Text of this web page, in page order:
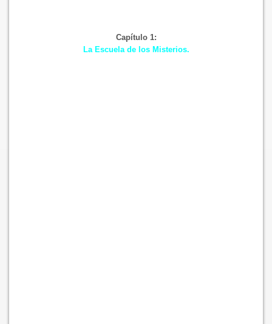
Capítulo 1:
La Escuela de los Misterios.